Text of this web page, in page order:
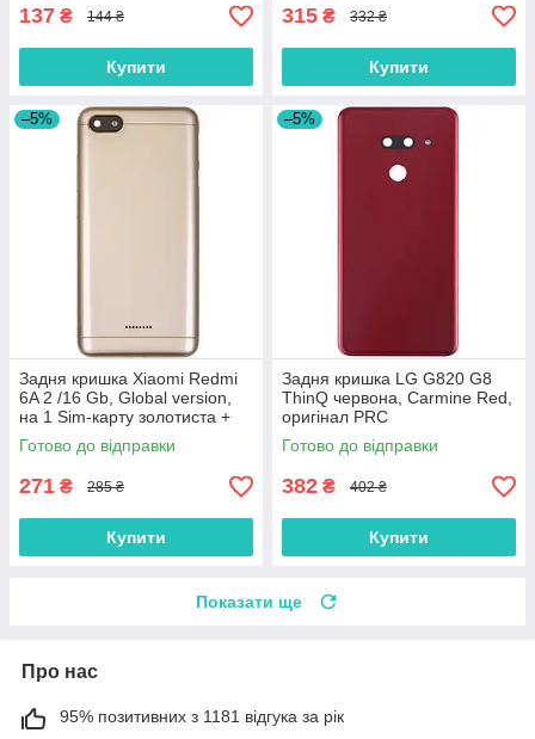
137 ₴ 144 ₴
Купити
315 ₴ 332 ₴
Купити
–5%
Задня кришка Xiaomi Redmi
6A 2 /16 Gb, Global version,
на 1 Sim-карту золотиста +
скло камери
Готово до відправки
271 ₴ 285 ₴
Купити
–5%
Задня кришка LG G820 G8
ThinQ червона, Carmine Red,
оригінал PRC
Готово до відправки
382 ₴ 402 ₴
Купити
Показати ще
Про нас
95% позитивних з 1181 відгука за рік